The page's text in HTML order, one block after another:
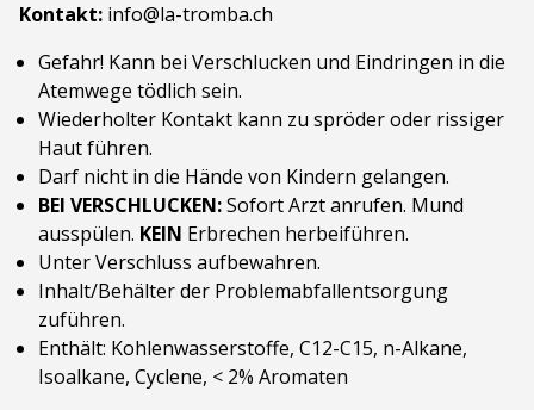
Kontakt: info@la-tromba.ch
Gefahr! Kann bei Verschlucken und Eindringen in die
Atemwege tödlich sein.
Wiederholter Kontakt kann zu spröder oder rissiger
Haut führen.
Darf nicht in die Hände von Kindern gelangen.
BEI VERSCHLUCKEN:Sofort Arzt anrufen. Mund
ausspülen. KEIN Erbrechen herbeiführen.
Unter Verschluss aufbewahren.
Inhalt/Behälter der Problemabfallentsorgung
zuführen.
Enthält: Kohlenwasserstoffe, C12-C15, n-Alkane,
Isoalkane, Cyclene, < 2% Aromaten